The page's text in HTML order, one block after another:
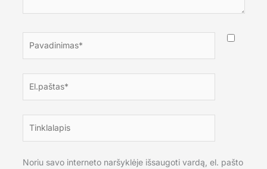
Noriu savo interneto naršyklėje išsaugoti vardą, el. pašto